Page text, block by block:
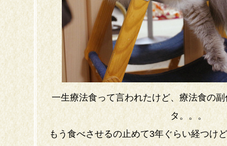
一生療法食って言われたけど、療法食の
タ。。。
もう食べさせるの止めて3年ぐらい経つけ